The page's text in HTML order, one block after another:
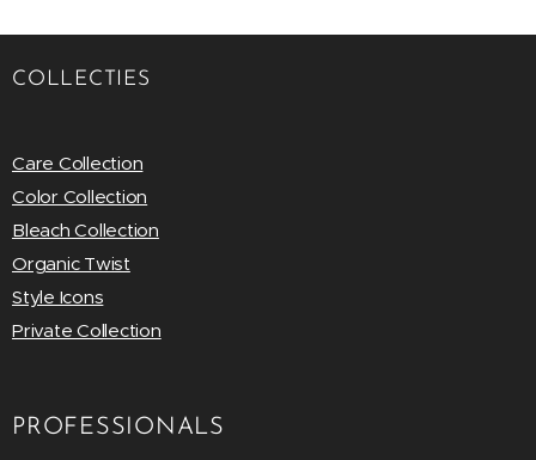
COLLECTIES
Care Collection
Color Collection
Bleach Collection
Organic Twist
Style Icons
Private Collection
PROFESSIONALS